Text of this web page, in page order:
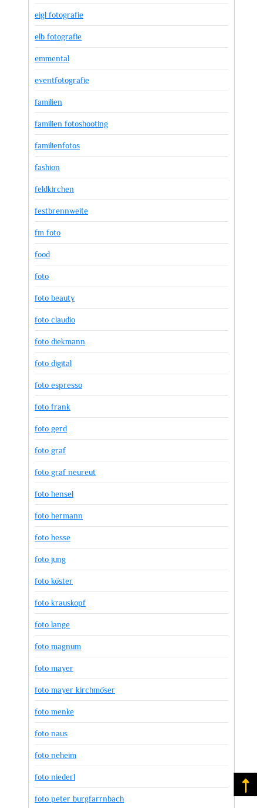
eigl fotografie
elb fotografie
emmental
eventfotografie
familien
familien fotoshooting
familienfotos
fashion
feldkirchen
festbrennweite
fm foto
food
foto
foto beauty
foto claudio
foto diekmann
foto digital
foto espresso
foto frank
foto gerd
foto graf
foto graf neureut
foto hensel
foto hermann
foto hesse
foto jung
foto köster
foto krauskopf
foto lange
foto magnum
foto mayer
foto mayer kirchmöser
foto menke
foto naus
foto neheim
foto niederl
foto peter burgfarrnbach